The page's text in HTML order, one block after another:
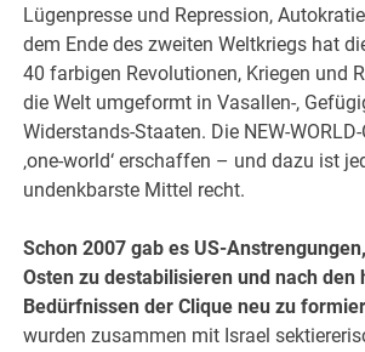
Lügenpresse und Repression,
dem Ende des zweiten Weltkriegs hat
40 farbigen Revolutionen, Kriegen und
die Welt umgeformt in Vasallen-,
Widerstands-Staaten. Die NEW-
‚one-world‘ erschaffen – und dazu ist
undenkbarste Mittel recht.
Schon 2007 gab es US-
Osten zu destabilisieren und nach den
Bedürfnissen der Clique neu zu
wurden zusammen mit Israel